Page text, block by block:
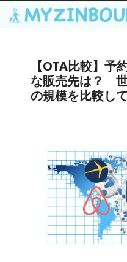
【OTA比較】
な販売先は？
の規模を比較し